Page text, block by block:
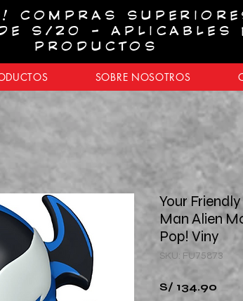
COMPRAS
S/20 - APLICABLES
PRODUCTOS
SOBRE NOSOTROS
Your
Man Alien
Pop! Viny
SKU: FU75873
S/ 134.90